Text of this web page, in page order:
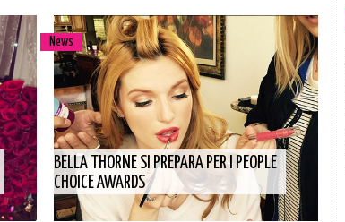
News
BELLA THORNE SI PREPARA PER I PEOPLE
CHOICE AWARDS